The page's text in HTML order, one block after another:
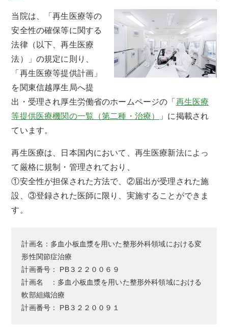
当院は、「再生医療等の
安全性の確保等に関する
法律（以下、再生医療
法）」の規定に則り、
「再生医療等提供計画」
を関東信越厚生局へ提
出・受理され厚生労働省のホームページの「 再生医療
等提供医療機関の一覧（第二種・治療）
」に掲載され
ています。
再生医療は、日本国内において、再生医療新法によっ
て厳格に規制・管理されており、
①安全性が担保された方法で、②届出が受理された施
設、③登録された医師に限り、実施することができま
す。
計画名：多血小板血漿を用いた整形外科領域における変
形性関節症治療
計画番号： PB３２２００６９
計画名 ：多血小板血漿を用いた整形外科領域における
軟部組織治療
計画番号： PB３２２００９１